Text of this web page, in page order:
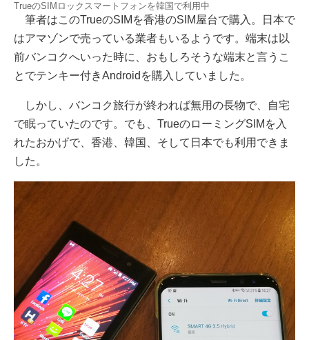
TrueのSIMロックスマートフォンを韓国で利用中
筆者はこのTrueのSIMを香港のSIM屋台で購入。日本で
はアマゾンで売っている業者もいるようです。端末は以
前バンコクへいった時に、おもしろそうな端末と言うこ
とでテンキー付きAndroidを購入していました。
しかし、バンコク旅行が終われば無用の長物で、自宅
で眠っていたのです。でも、TrueのローミングSIMを入
れたおかげで、香港、韓国、そして日本でも利用できま
した。